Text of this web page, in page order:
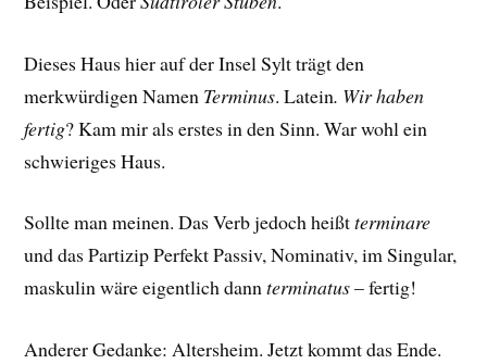
Dieses Haus hier auf der Insel Sylt trägt den
merkwürdigen Namen Terminus. Latein. Wir haben
fertig? Kam mir als erstes in den Sinn. War wohl ein
schwieriges Haus.
Sollte man meinen. Das Verb jedoch heißtterminare
und das Partizip Perfekt Passiv, Nominativ, im Singular,
maskulin wäre eigentlich dannterminatus– fertig!
Anderer Gedanke: Altersheim. Jetzt kommt das Ende.